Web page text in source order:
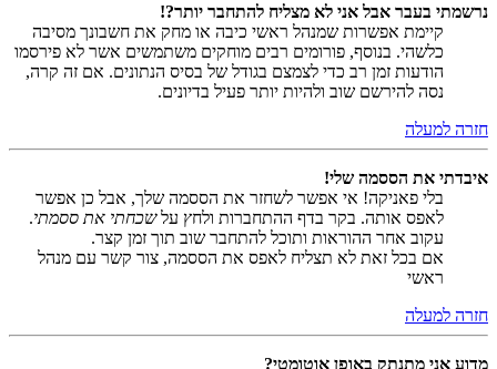
נרשמתי בעבר אבל אני לא מצליח להתחבר יותר?!
קיימת אפשרות שמנהל ראשי כיבה או מחק את חשבונך מסיבה
כלשהי. בנוסף, פורומים רבים מוחקים משתמשים אשר לא פירסמו
הודעות זמן רב כדי לצמצם בגודל של בסיס הנתונים. אם זה קרה,
נסה להירשם שוב ולהיות יותר פעיל בדיונים.
חזרה למעלה
איבדתי את הססמה שלי!
בלי פאניקה! אי אפשר לשחזר את הססמה שלך, אבל כן אפשר
לאפס אותה. בקר בדף ההתחברות ולחץ עלשכחתי את ססמתי.
עקוב אחר ההוראות ותוכל להתחבר שוב תוך זמן קצר.
אם בכל זאת לא תצליח לאפס את הססמה, צור קשר עם מנהל
ראשי
חזרה למעלה
מדוע אני מתנתק באופן אוטומטי?